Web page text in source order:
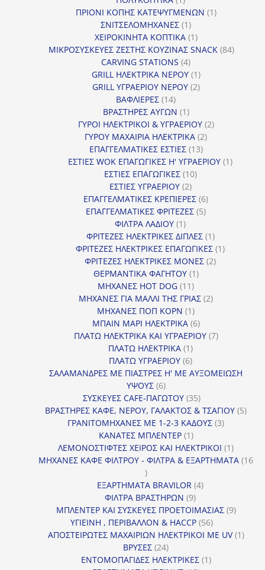
προϊόν
ΠΡΙΟΝΙ ΚΟΠΗΣ ΚΑΤΕΨΥΓΜΕΝΩΝ 11
ΣΝΙΤΣΕΛΟΜΗΧΑΝΕΣ 11
προϊόν
ΧΕΙΡΟΚΙΝΗΤΑ ΚΟΠΤΙΚΑ 11
προϊόν
ΜΙΚΡΟΣΥΣΚΕΥΕΣ ΖΕΣΤΗΣ ΚΟΥΖΙΝΑΣ SNACK 8484
CARVING STATIONS 44
προϊόντα
GRILL ΗΛΕΚΤΡΙΚΑ ΝΕΡΟΥ 11
προϊόν
GRILL ΥΓΡΑΕΡΙΟΥ ΝΕΡΟΥ 22
ΒΑΦΛΙΕΡΕΣ 1414
προϊόντα
ΒΡΑΣΤΗΡΕΣ ΑΥΓΩΝ 11
προϊόν
ΓΥΡΟΙ ΗΛΕΚΤΡΙΚΟΙ & ΥΓΡΑΕΡΙΟΥ 22
ΓΥΡΟΥ ΜΑΧΑΙΡΙΑ ΗΛΕΚΤΡΙΚΑ 22
ΕΠΑΓΓΕΛΜΑΤΙΚΕΣ ΕΣΤΙΕΣ 1313
προϊόντα
ΕΣΤΙΕΣ WOK ΕΠΑΓΩΓΙΚΕΣ Η' ΥΓΡΑΕΡΙΟΥ 11
ΕΣΤΙΕΣ ΕΠΑΓΩΓΙΚΕΣ 1010
ΕΣΤΙΕΣ ΥΓΡΑΕΡΙΟΥ 22
προϊόντα
ΕΠΑΓΓΕΛΜΑΤΙΚΕΣ ΚΡΕΠΙΕΡΕΣ 66
προϊόντα
ΕΠΑΓΓΕΛΜΑΤΙΚΕΣ ΦΡΙΤΕΖΕΣ 55
ΦΙΛΤΡΑ ΛΑΔΙΟΥ 11
προϊόν
ΦΡΙΤΕΖΕΣ ΗΛΕΚΤΡΙΚΕΣ ΔΙΠΛΕΣ 11
προϊόν
ΦΡΙΤΕΖΕΣ ΗΛΕΚΤΡΙΚΕΣ ΕΠΑΓΩΓΙΚΕΣ 11
ΦΡΙΤΕΖΕΣ ΗΛΕΚΤΡΙΚΕΣ ΜΟΝΕΣ 22
ΘΕΡΜΑΝΤΙΚΑ ΦΑΓΗΤΟΥ 11
ΜΗΧΑΝΕΣ HOT DOG 1111
προϊόντα
ΜΗΧΑΝΕΣ ΓΙΑ ΜΑΛΛΙ ΤΗΣ ΓΡΙΑΣ 22
ΜΗΧΑΝΕΣ ΠΟΠ ΚΟΡΝ 11
προϊόν
ΜΠΑΙΝ ΜΑΡΙ ΗΛΕΚΤΡΙΚΑ 66
προϊόντα
ΠΛΑΤΩ ΗΛΕΚΤΡΙΚΑ ΚΑΙ ΥΓΡΑΕΡΙΟΥ 77
ΠΛΑΤΩ ΗΛΕΚΤΡΙΚΑ 11
προϊόν
ΠΛΑΤΩ ΥΓΡΑΕΡΙΟΥ 66
προϊόντα
ΣΑΛΑΜΑΝΔΡΕΣ ΜΕ ΠΙΑΣΤΡΕΣ Η' ΜΕ ΑΥΞΟΜΕΙΩΣΗ
ΥΨΟΥΣ 66
προϊόντα
ΣΥΣΚΕΥΕΣ CAFE-ΠΑΓΩΤΟΥ 3535
προϊόντα
ΒΡΑΣΤΗΡΕΣ ΚΑΦΕ, ΝΕΡΟΥ, ΓΑΛΑΚΤΟΣ & ΤΣΑΓΙΟΥ 55
ΓΡΑΝΙΤΟΜΗΧΑΝΕΣ ΜΕ 1-2-3 ΚΑΔΟΥΣ 33
ΚΑΝΑΤΕΣ ΜΠΛΕΝΤΕΡ 11
προϊόν
ΛΕΜΟΝΟΣΤΙΦΤΕΣ ΧΕΙΡΟΣ ΚΑΙ ΗΛΕΚΤΡΙΚΟΙ 11
προϊόν
ΜΗΧΑΝΕΣ ΚΑΦΕ ΦΙΛΤΡΟΥ - ΦΙΛΤΡΑ & ΕΞΑΡΤΗΜΑΤΑ 16
16
προϊόντα
ΕΞΑΡΤΗΜΑΤΑ BRAVILOR 44
ΦΙΛΤΡΑ ΒΡΑΣΤΗΡΩΝ 99
προϊόντα
ΜΠΛΕΝΤΕΡ ΚΑΙ ΣΥΣΚΕΥΕΣ ΠΡΟΕΤΟΙΜΑΣΙΑΣ 99
ΥΓΙΕΙΝΗ , ΠΕΡΙΒΑΛΛΟΝ & HACCP 5656
προϊόντα
ΑΠΟΣΤΕΙΡΩΤΕΣ ΜΑΧΑΙΡΙΩΝ ΗΛΕΚΤΡΙΚΟΙ ΜΕ UV 11
ΒΡΥΣΕΣ 2424
προϊόντα
ΕΝΤΟΜΟΠΑΓΙΔΕΣ ΗΛΕΚΤΡΙΚΕΣ 11